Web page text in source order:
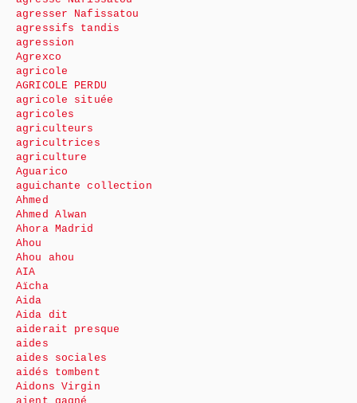
agresser Nafissatou
agressifs tandis
agression
Agrexco
agricole
AGRICOLE PERDU
agricole située
agricoles
agriculteurs
agricultrices
agriculture
Aguarico
aguichante collection
Ahmed
Ahmed Alwan
Ahora Madrid
Ahou
Ahou ahou
AIA
Aïcha
Aida
Aida dit
aiderait presque
aides
aides sociales
aidés tombent
Aidons Virgin